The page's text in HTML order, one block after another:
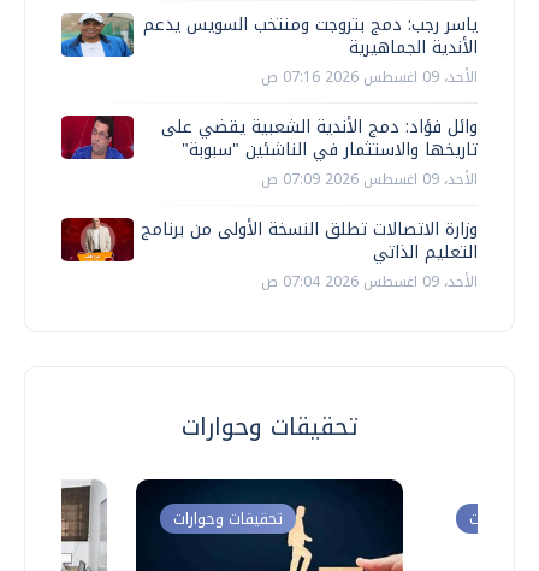
ياسر رجب: دمج بتروجت ومنتخب السويس يدعم
الأندية الجماهيرية
الأحد، 09 اغسطس 2026 07:16 ص
وائل فؤاد: دمج الأندية الشعبية يقضي على
تاريخها والاستثمار في الناشئين "سبوبة"
الأحد، 09 اغسطس 2026 07:09 ص
وزارة الاتصالات تطلق النسخة الأولى من برنامج
التعليم الذاتي
الأحد، 09 اغسطس 2026 07:04 ص
تحقيقات وحوارات
تحقيقات وحوارات وحوارات